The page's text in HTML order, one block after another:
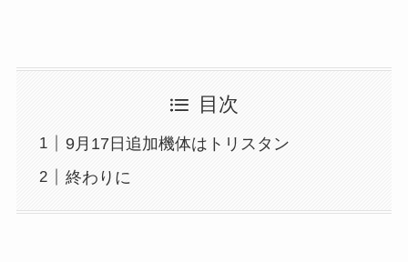
目次
9月17日追加機体はトリスタン
終わりに